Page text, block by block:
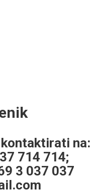
na:
714 714;
3 037 037